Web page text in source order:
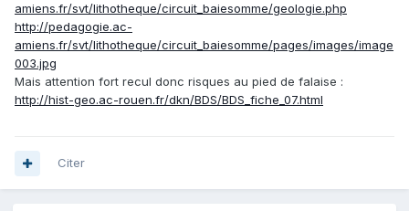
amiens.fr/svt/lithotheque/circuit_baiesomme/geologie.php
http://pedagogie.ac-
amiens.fr/svt/lithotheque/circuit_baiesomme/pages/images/image
003.jpg
Mais attention fort recul donc risques au pied de falaise :
http://hist-geo.ac-rouen.fr/dkn/BDS/BDS_fiche_07.html
Citer